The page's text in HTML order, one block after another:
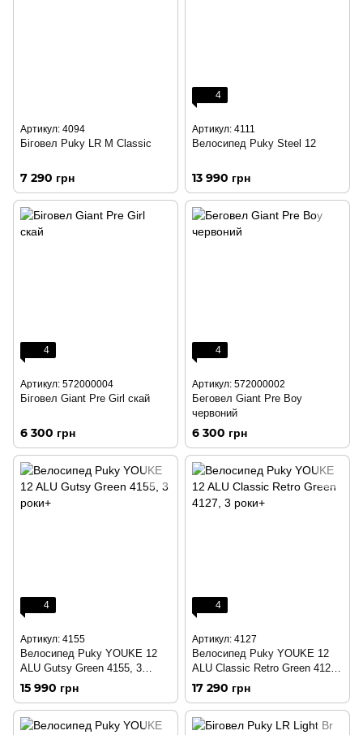
Артикул: 4094
Біговел Puky LR M Classic
7 290 грн
4
Артикул: 4111
Велосипед Puky Steel 12
13 990 грн
4
Артикул: 572000004
Біговел Giant Pre Girl скай
6 300 грн
4
Артикул: 572000002
Беговел Giant Pre Boy
червоний
6 300 грн
4
Артикул: 4155
Велосипед Puky YOUKE 12
ALU Gutsy Green 4155, 3
роки+
15 990 грн
4
Артикул: 4127
Велосипед Puky YOUKE 12
ALU Classic Retro Green 4127,
3 роки+
17 290 грн